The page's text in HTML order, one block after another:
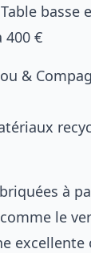
basse
400 €
&
à
le